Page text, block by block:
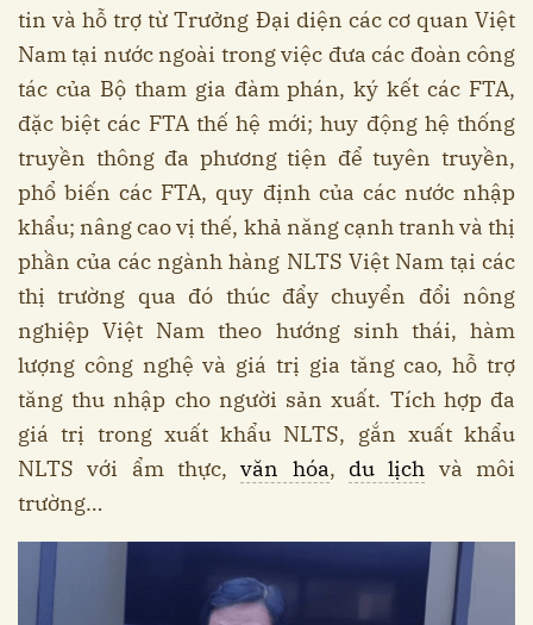
tin và hỗ trợ từ Trưởng Đại diện các cơ quan Việt
Nam tại nước ngoài trong việc đưa các đoàn công
tác của Bộ tham gia đàm phán, ký kết các FTA,
đặc biệt các FTA thế hệ mới; huy động hệ thống
truyền thông đa phương tiện để tuyên truyền,
phổ biến các FTA, quy định của các nước nhập
khẩu; nâng cao vị thế, khả năng cạnh tranh và thị
phần của các ngành hàng NLTS Việt Nam tại các
thị trường qua đó thúc đẩy chuyển đổi nông
nghiệp Việt Nam theo hướng sinh thái, hàm
lượng công nghệ và giá trị gia tăng cao, hỗ trợ
tăng thu nhập cho người sản xuất. Tích hợp đa
giá trị trong xuất khẩu NLTS, gắn xuất khẩu
NLTS với ẩm thực,văn hóa, du lịch và môi
trường…